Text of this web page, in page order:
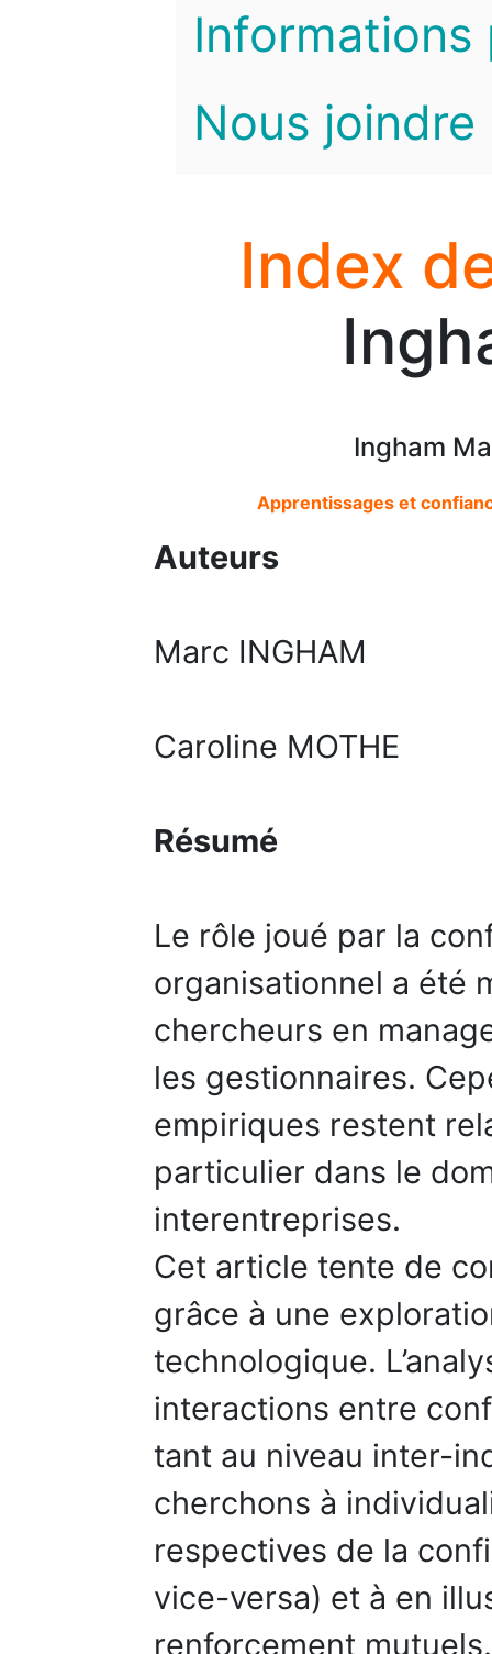
Informations
Nous joindre
Index
Ingham
Apprentissages et
Auteurs
Marc INGHAM
Caroline MOTHE
Résumé
Le rôle joué par la
organisationnel a été
chercheurs en
les gestionnaires.
empiriques restent
particulier dans le
interentreprises.
Cet article tente de
grâce à une
technologique.
interactions entre
tant au niveau inter-
cherchons à
respectives de la
vice-versa) et à en
renforcement